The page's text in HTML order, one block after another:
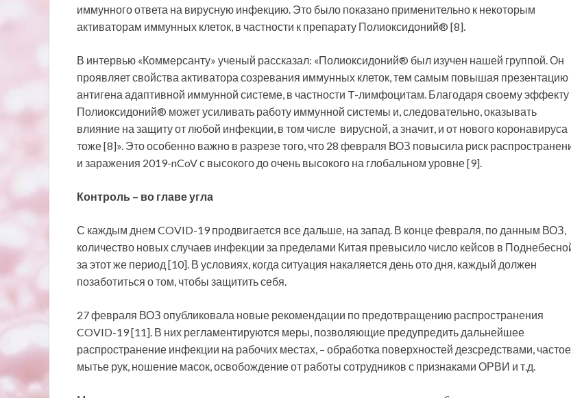
иммунного ответа на вирусную инфекцию. Это было показано применительно к некоторым
активаторам иммунных клеток, в частности к препарату Полиоксидоний® [8].
В интервью «Коммерсанту» ученый рассказал: «Полиоксидоний® был изучен нашей группой. Он
проявляет свойства активатора созревания иммунных клеток, тем самым повышая презентацию
антигена адаптивной иммунной системе, в частности T-лимфоцитам. Благодаря своему эффекту
Полиоксидоний® может усиливать работу иммунной системы и, следовательно, оказывать
влияние на защиту от любой инфекции, в том числе вирусной, а значит, и от нового коронавируса
тоже [8]». Это особенно важно в разрезе того, что 28 февраля ВОЗ повысила риск
и заражения 2019-nCoV с высокого до очень высокого на глобальном уровне [9].
Контроль – во главе угла
С каждым днем COVID-19 продвигается все дальше, на запад. В конце февраля, по данным ВОЗ,
количество новых случаев инфекции за пределами Китая превысило число кейсов в
за этот же период [10]. В условиях, когда ситуация накаляется день ото дня, каждый должен
позаботиться о том, чтобы защитить себя.
27 февраля ВОЗ опубликовала новые рекомендации по предотвращению распространения
COVID-19 [11]. В них регламентируются меры, позволяющие предупредить дальнейшее
распространение инфекции на рабочих местах, – обработка поверхностей дезсредствами, частое
мытье рук, ношение масок, освобождение от работы сотрудников с признаками ОРВИ и т.д.